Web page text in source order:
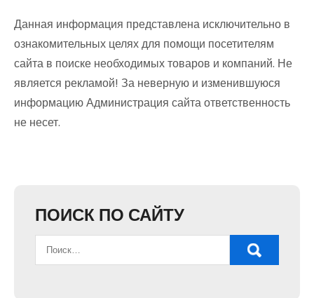
Данная информация представлена исключительно в
ознакомительных целях для помощи посетителям
сайта в поиске необходимых товаров и компаний. Не
является рекламой! За неверную и изменившуюся
информацию Администрация сайта ответственность
не несет.
ПОИСК ПО САЙТУ